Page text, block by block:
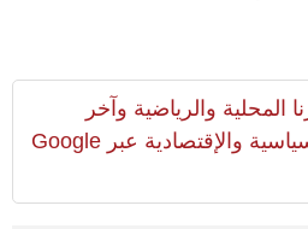
المحلية والرياضية وآخر
المستجدات السياسية والإقتصادية عبر Google